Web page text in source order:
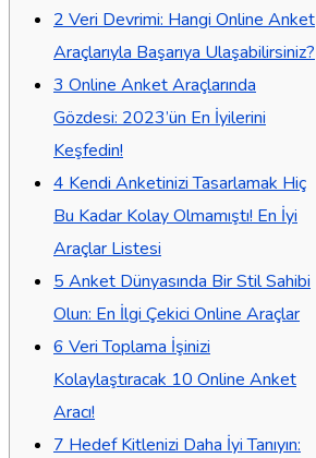
2 Veri Devrimi: Hangi Online Anket
Araçlarıyla Başarıya Ulaşabilirsiniz?
3 Online Anket Araçlarında
Gözdesi: 2023’ün En İyilerini
Keşfedin!
4 Kendi Anketinizi Tasarlamak Hiç
Bu Kadar Kolay Olmamıştı! En İyi
Araçlar Listesi
5 Anket Dünyasında Bir Stil Sahibi
Olun: En İlgi Çekici Online Araçlar
6 Veri Toplama İşinizi
Kolaylaştıracak 10 Online Anket
Aracı!
7 Hedef Kitlenizi Daha İyi Tanıyın: